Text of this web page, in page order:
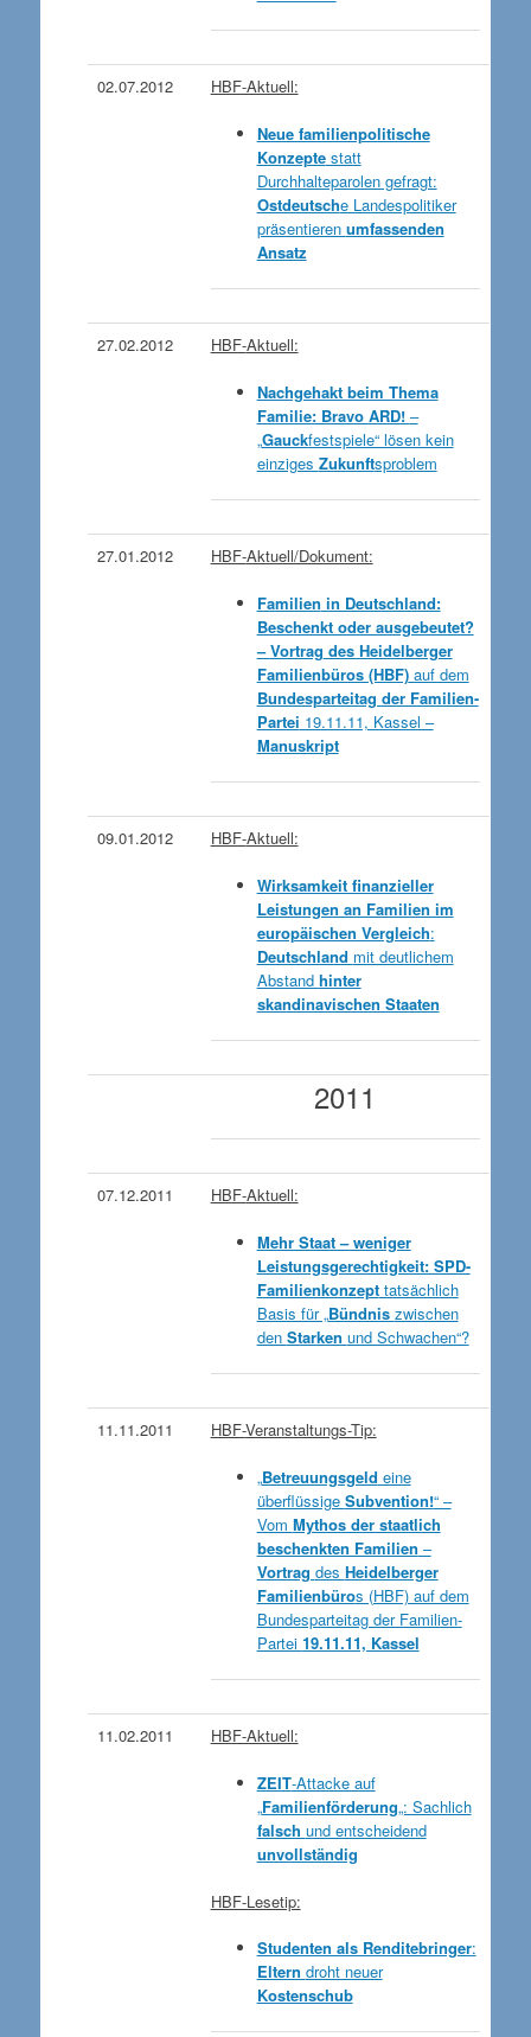
02.07.2012 HBF-Aktuell:
Neue familienpolitische
Konzeptestatt
Durchhalteparolen gefragt:
Ostdeutsche Landespolitiker
präsentieren umfassenden
Ansatz
27.02.2012 HBF-Aktuell:
Nachgehakt beim Thema
Familie: Bravo ARD! –
„Gauckfestspiele“ lösen kein
einziges Zukunftsproblem
27.01.2012 HBF-Aktuell/Dokument:
Familien in Deutschland:
Beschenkt oder ausgebeutet?
–Vortrag des Heidelberger
Familienbüros (HBF)auf dem
Bundesparteitag der Familien-
Partei 19.11.11, Kassel –
Manuskript
09.01.2012 HBF-Aktuell:
Wirksamkeit finanzieller
Leistungen an Familien im
europäischen Vergleich:
Deutschland mit deutlichem
Abstand hinter
skandinavischen Staaten
2011
07.12.2011 HBF-Aktuell:
Mehr Staat – weniger
Leistungsgerechtigkeit: SPD-
Familienkonzepttatsächlich
Basis für „Bündnis zwischen
den Starken und Schwachen“?
11.11.2011 HBF-Veranstaltungs-Tip:
„Betreuungsgeld eine
überflüssige Subvention!“ –
Vom Mythos der staatlich
beschenkten Familien –
Vortrag des Heidelberger
Familienbüros (HBF) auf dem
Bundesparteitag der Familien-
Partei 19.11.11, Kassel
11.02.2011 HBF-Aktuell:
ZEIT-Attacke auf
„Familienförderung„: Sachlich
falsch und entscheidend
unvollständig
HBF-Lesetip:
Studenten als Renditebringer:
Eltern droht neuer
Kostenschub